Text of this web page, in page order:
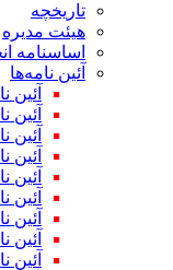
تاریخچه
هیئت مدیره
اساسنامه
آئین نامه‌ها
آئین
آئین
آئین
آئین
آئین
آئین
آئین
آئین‌
آئین